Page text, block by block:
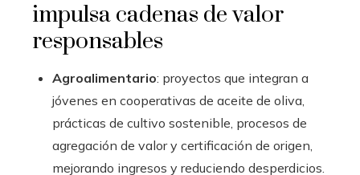
impulsa cadenas de valor
responsables
Agroalimentario: proyectos que integran a
jóvenes en cooperativas de aceite de oliva,
prácticas de cultivo sostenible, procesos de
agregación de valor y certificación de origen,
mejorando ingresos y reduciendo desperdicios.